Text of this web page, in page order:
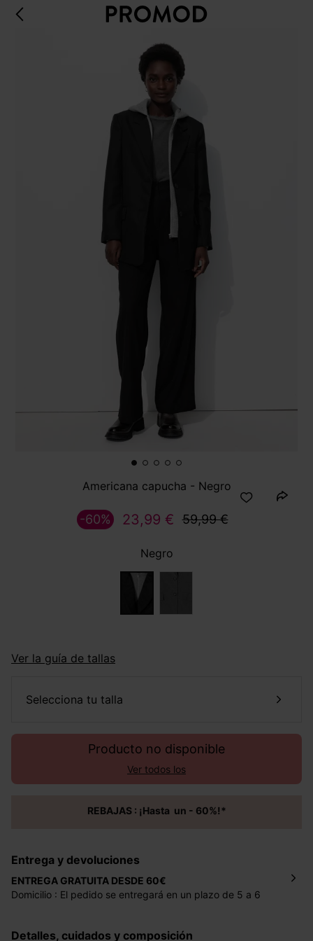
Americana capucha - Negro
23,99 € 59,99 €
-60%
Negro
Ver la guía de tallas
selecciona tu talla
Producto no disponible
Ver todos los
REBAJAS : ¡Hasta un - 60%!*
Entrega y devoluciones
ENTREGA GRATUITA DESDE 60€
Domicilio : El pedido se entregará en un plazo de 5 a 6
Mondial Relay : El pedido se entregará en un plazo de 5
Detalles, cuidados y composición